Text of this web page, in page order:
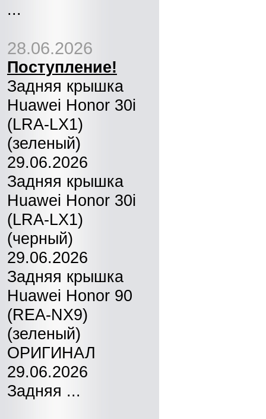
...
28.06.2026
Поступление!
Задняя крышка
Huawei Honor 30i
(LRA-LX1)
(зеленый)
29.06.2026
Задняя крышка
Huawei Honor 30i
(LRA-LX1)
(черный)
29.06.2026
Задняя крышка
Huawei Honor 90
(REA-NX9)
(зеленый)
ОРИГИНАЛ
29.06.2026
Задняя ...